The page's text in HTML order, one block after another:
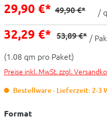
29,90 €* 49,90 €* /
32,29 €* 53,89 €* /
(1.08 qm pro Paket)
Preise inkl. MwSt. zzgl.
Bestellware - Lieferzeit: 2-3
Format